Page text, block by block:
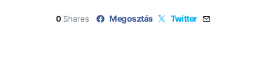
0 Shares Megosztás Twitter